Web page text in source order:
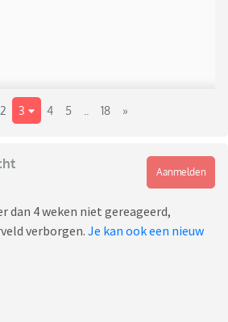
2 3 4 5 18 »
Aanmelden
dan 4 weken niet gereageerd,
verborgen. Je kan ook een nieuw